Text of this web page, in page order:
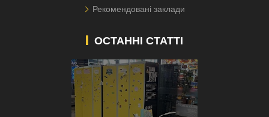
Рекомендовані заклади
ОСТАННІ СТАТТІ